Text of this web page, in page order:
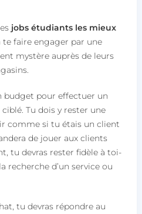
jobs étudiants les mieux
faire engager par une
mystère auprès de leurs
budget pour effectuer un
Tu dois y rester une
comme si tu étais un client
de jouer aux clients
tu devras rester fidèle à toi-
recherche d’un service ou
tu devras répondre au